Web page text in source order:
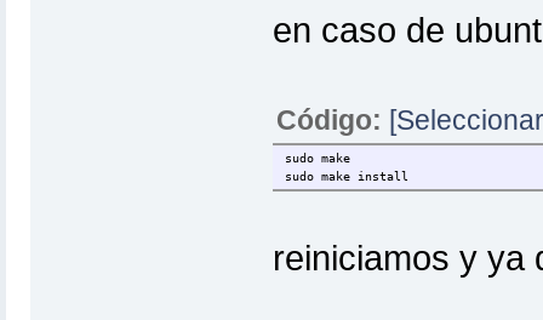
en caso de
Código:
sudo make
sudo make install
reiniciamos y ya